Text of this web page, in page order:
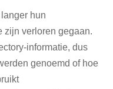
hun
zijn verloren gegaan.
informatie, dus
genoemd of hoe